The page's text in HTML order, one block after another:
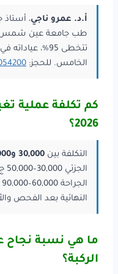
أ.د. عمرو ناجي، أستاذ
تتخطى 95%،
الخامس. للحجز:
كم تكلفة عملية
2026؟
التكلفة بين 30,000 و70,000 جنيه مصري
النهائية بعد الفحص
ما هي نسبة نجاح
الركبة؟